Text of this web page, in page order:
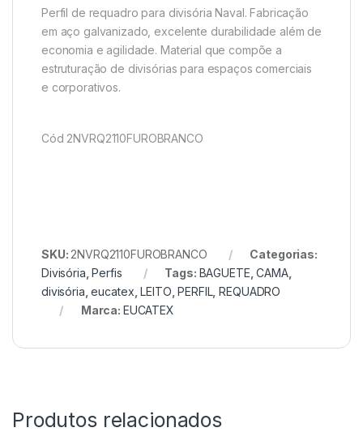
Perfil de requadro para divisória Naval. Fabricação
em aço galvanizado, excelente durabilidade além de
economia e agilidade. Material que compõe a
estruturação de divisórias para espaços comerciais
e corporativos.
Cód 2NVRQ2110FUROBRANCO
SKU: 2NVRQ2110FUROBRANCO
Categorias:
Divisória ,Perfis Tags: BAGUETE ,CAMA,
divisória ,eucatex ,LEITO ,PERFIL,REQUADRO
Marca: EUCATEX
Produtos relacionados